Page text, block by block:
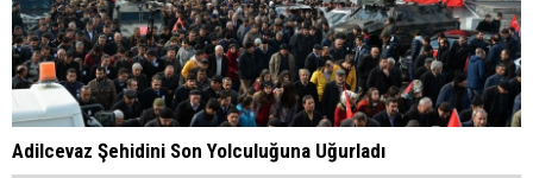
Adilcevaz Şehidini Son Yolculuğuna Uğurladı